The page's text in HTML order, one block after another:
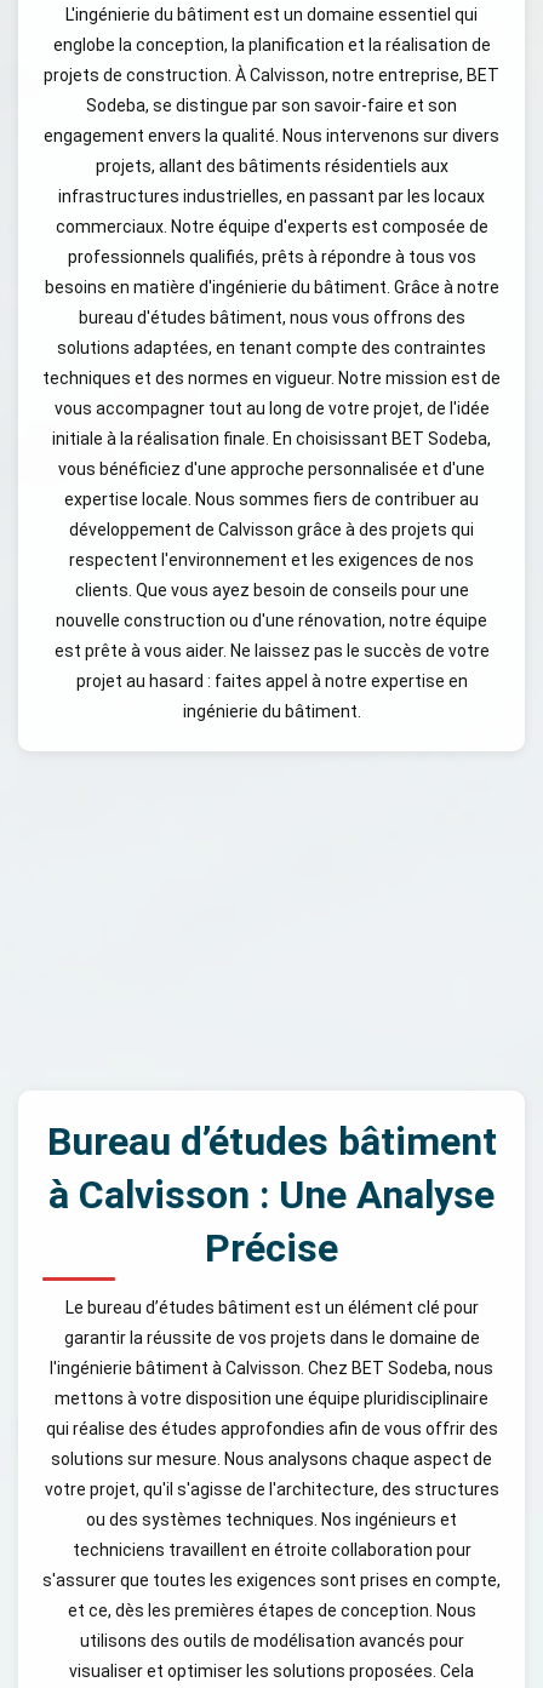
L'ingénierie du bâtiment est un domaine essentiel qui
englobe la conception, la planification et la réalisation de
projets de construction. À Calvisson, notre entreprise, BET
Sodeba, se distingue par son savoir-faire et son
engagement envers la qualité. Nous intervenons sur divers
projets, allant des bâtiments résidentiels aux
infrastructures industrielles, en passant par les locaux
commerciaux. Notre équipe d'experts est composée de
professionnels qualifiés, prêts à répondre à tous vos
besoins en matière d'ingénierie du bâtiment. Grâce à notre
bureau d'études bâtiment, nous vous offrons des
solutions adaptées, en tenant compte des contraintes
techniques et des normes en vigueur. Notre mission est de
vous accompagner tout au long de votre projet, de l'idée
initiale à la réalisation finale. En choisissant BET Sodeba,
vous bénéficiez d'une approche personnalisée et d'une
expertise locale. Nous sommes fiers de contribuer au
développement de Calvisson grâce à des projets qui
respectent l'environnement et les exigences de nos
clients. Que vous ayez besoin de conseils pour une
nouvelle construction ou d'une rénovation, notre équipe
est prête à vous aider. Ne laissez pas le succès de votre
projet au hasard : faites appel à notre expertise en
ingénierie du bâtiment.
Bureau d’études bâtiment
à Calvisson : Une Analyse
Précise
Le bureau d’études bâtiment est un élément clé pour
garantir la réussite de vos projets dans le domaine de
l'ingénierie bâtiment à Calvisson. Chez BET Sodeba, nous
mettons à votre disposition une équipe pluridisciplinaire
qui réalise des études approfondies afin de vous offrir des
solutions sur mesure. Nous analysons chaque aspect de
votre projet, qu'il s'agisse de l'architecture, des structures
ou des systèmes techniques. Nos ingénieurs et
techniciens travaillent en étroite collaboration pour
s'assurer que toutes les exigences sont prises en compte,
et ce, dès les premières étapes de conception. Nous
utilisons des outils de modélisation avancés pour
visualiser et optimiser les solutions proposées. Cela